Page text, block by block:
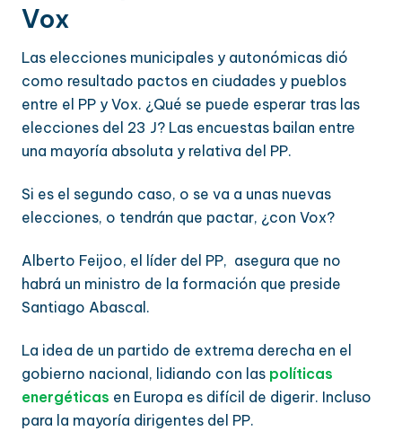
Vox
Las elecciones municipales y autonómicas dió
como resultado pactos en ciudades y pueblos
entre el PP y Vox. ¿Qué se puede esperar tras las
elecciones del 23 J? Las encuestas bailan entre
una mayoría absoluta y relativa del PP.
Si es el segundo caso, o se va a unas nuevas
elecciones, o tendrán que pactar, ¿con Vox?
Alberto Feijoo, el líder del PP, asegura que no
habrá un ministro de la formación que preside
Santiago Abascal.
La idea de un partido de extrema derecha en el
gobierno nacional, lidiando con las políticas
energéticas en Europa es difícil de digerir. Incluso
para la mayoría dirigentes del PP.